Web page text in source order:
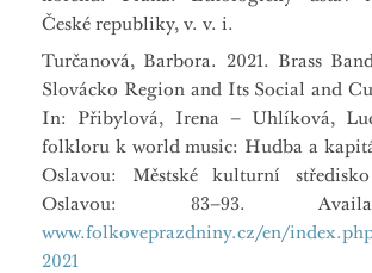
České republiky, v. v. i.
Turčanová, Barbora. 2021. Brass
Slovácko Region and Its Social and
In: Přibylová, Irena – Uhlíková,
folkloru k world music: Hudba a
Oslavou: Městské kulturní
Oslavou: 83–93.
www.folkoveprazdniny.cz/en/
2021